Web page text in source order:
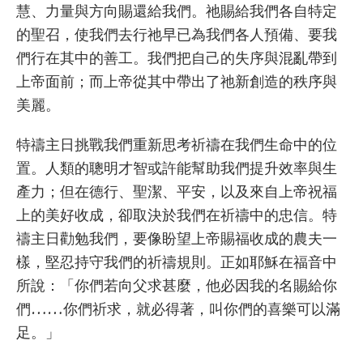
慧、力量與方向賜還給我們。祂賜給我們各自特定
的聖召，使我們去行祂早已為我們各人預備、要我
們行在其中的善工。我們把自己的失序與混亂帶到
上帝面前；而上帝從其中帶出了祂新創造的秩序與
美麗。
特禱主日挑戰我們重新思考祈禱在我們生命中的位
置。人類的聰明才智或許能幫助我們提升效率與生
產力；但在德行、聖潔、平安，以及來自上帝祝福
上的美好收成，卻取決於我們在祈禱中的忠信。特
禱主日勸勉我們，要像盼望上帝賜福收成的農夫一
樣，堅忍持守我們的祈禱規則。正如耶穌在福音中
所說：「你們若向父求甚麼，他必因我的名賜給你
們……你們祈求，就必得著，叫你們的喜樂可以滿
足。」